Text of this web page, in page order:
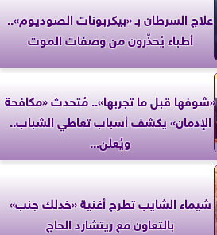
علاج السرطان بـ «بيكربونات الصوديوم»..
أطباء يُحذّرون من وصفات الموت
«شوفها قبل ما تجربها».. مُتحدث «مكافحة
الإدمان» يكشف أسباب تعاطي الشباب..
ويُعلن...
شيماء الشايب تطرح أغنية «خدلك جنب»
بالتعاون مع ريتشارد الحاج